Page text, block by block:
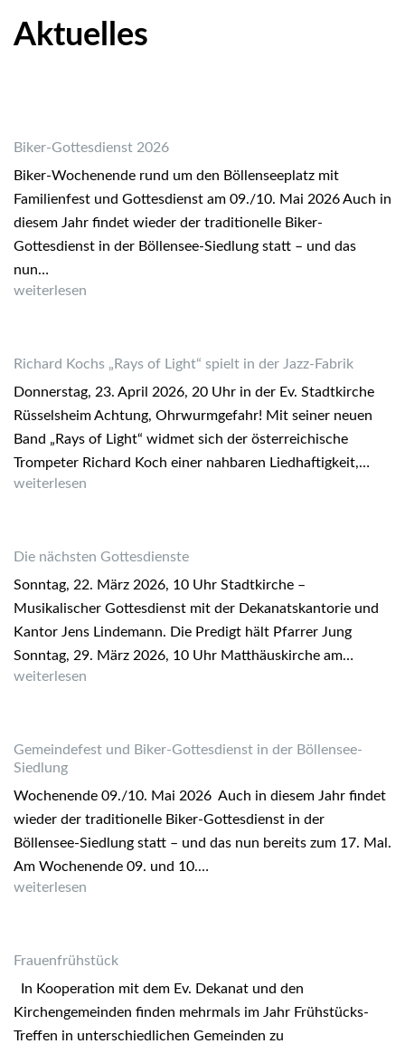
Aktuelles
Biker-Gottesdienst 2026
Biker-Wochenende rund um den Böllenseeplatz mit
Familienfest und Gottesdienst am 09./10. Mai 2026 Auch in
diesem Jahr findet wieder der traditionelle Biker-
Gottesdienst in der Böllensee-Siedlung statt – und das
nun…
Biker-Gottesdienst 2026
weiterlesen
Richard Kochs „Rays of Light“ spielt in der Jazz-Fabrik
Donnerstag, 23. April 2026, 20 Uhr in der Ev. Stadtkirche
Rüsselsheim Achtung, Ohrwurmgefahr! Mit seiner neuen
Band „Rays of Light“ widmet sich der österreichische
Trompeter Richard Koch einer nahbaren Liedhaftigkeit,…
Richard Kochs „Rays of Light“ spielt in der Jazz-Fabrik
weiterlesen
Die nächsten Gottesdienste
Sonntag, 22. März 2026, 10 Uhr Stadtkirche –
Musikalischer Gottesdienst mit der Dekanatskantorie und
Kantor Jens Lindemann. Die Predigt hält Pfarrer Jung
Sonntag, 29. März 2026, 10 Uhr Matthäuskirche am…
Die nächsten Gottesdienste
weiterlesen
Gemeindefest und Biker-Gottesdienst in der Böllensee-
Siedlung
Wochenende 09./10. Mai 2026 Auch in diesem Jahr findet
wieder der traditionelle Biker-Gottesdienst in der
Böllensee-Siedlung statt – und das nun bereits zum 17. Mal.
Am Wochenende 09. und 10.…
Gemeindefest und Biker-Gottesdienst in der Böllensee-
weiterlesen
Frauenfrühstück
In Kooperation mit dem Ev. Dekanat und den
Kirchengemeinden finden mehrmals im Jahr Frühstücks-
Treffen in unterschiedlichen Gemeinden zu